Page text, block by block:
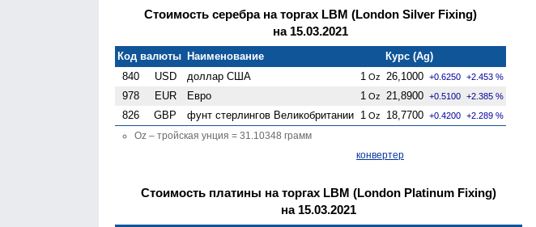
Стоимость серебра на торгах LBM (London Silver Fixing)
на 15.03.2021
Код валюты Наименование
Курс (Ag)
840
USD доллар США 1 Oz 26,1000 +0.6250 +2.453 %
978 EUR Евро 1 Oz 21,8900 +0.5100 +2.385 %
826 GBP фунт стерлингов Велико­британии 1 Oz 18,7700 +0.4200 +2.289 %
Oz – тройская унция = 31.10348 грамм
конвертер
Стоимость платины на торгах LBM (London Platinum Fixing)
на 15.03.2021